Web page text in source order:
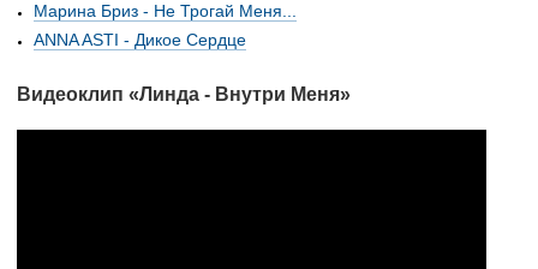
Марина Бриз - Не Трогай Меня...
ANNA ASTI - Дикое Сердце
Видеоклип «Линда - Внутри Меня»